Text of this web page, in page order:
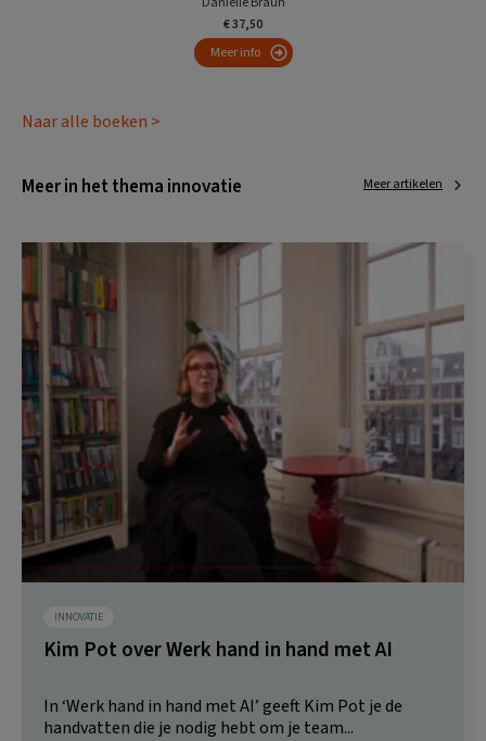
€ 37,50
Meer info
Naar alle boeken >
Meer in het thema innovatie Meer artikelen
INNOVATIE
Kim Pot over Werk hand in hand met AI
In ‘Werk hand in hand met AI’ geeft Kim Pot je de
handvatten die je nodig hebt om je team...